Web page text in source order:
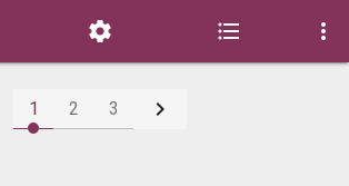
  
1 2 3 